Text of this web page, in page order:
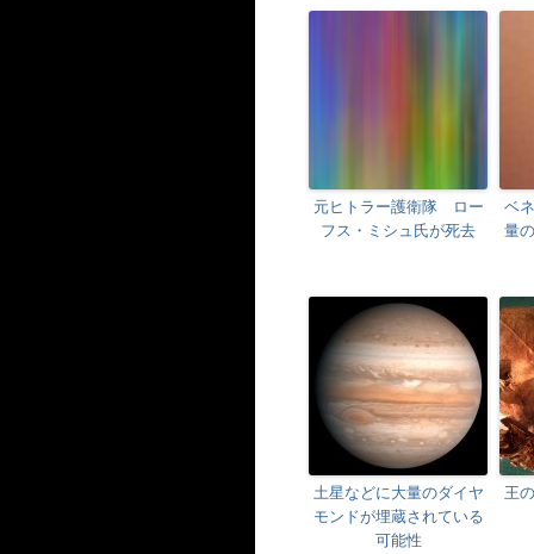
元ヒトラー護衛隊 ロー
フス・ミシュ氏が死去
ベ
量
土星などに大量のダイヤ
モンドが埋蔵されている
可能性
王